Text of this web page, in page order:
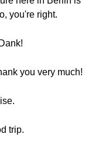
you're right.
you very much!
trip.